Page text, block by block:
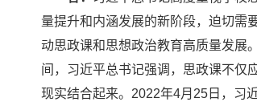
量提升和内涵发展的新阶段，迫切需
动思政课和思想政治教育高质量发展
间，习近平总书记强调，思政课不仅
现实结合起来。2022年4月25日，习